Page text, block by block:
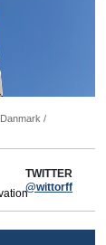
/
TWITTER
@wittorff